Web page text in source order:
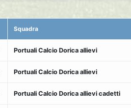
Squadra
Portuali Calcio Dorica allievi
Portuali Calcio Dorica allievi
Portuali Calcio Dorica allievi cadetti